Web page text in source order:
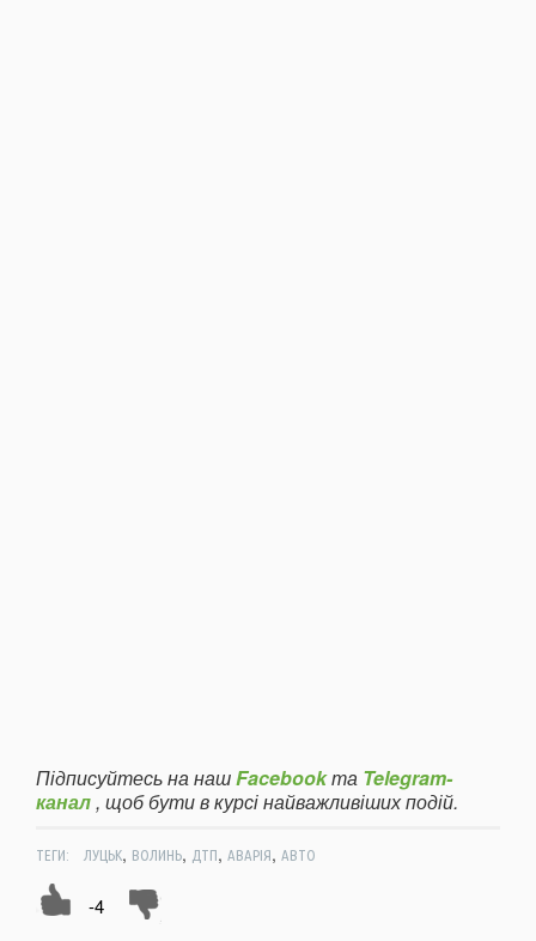
Підписуйтесь на нашFacebookта Telegram-
канал, щоб бути в курсі найважливіших подій.
ТЕГИ: ЛУЦЬК, ВОЛИНЬ, ДТП, АВАРІЯ, АВТО
-4